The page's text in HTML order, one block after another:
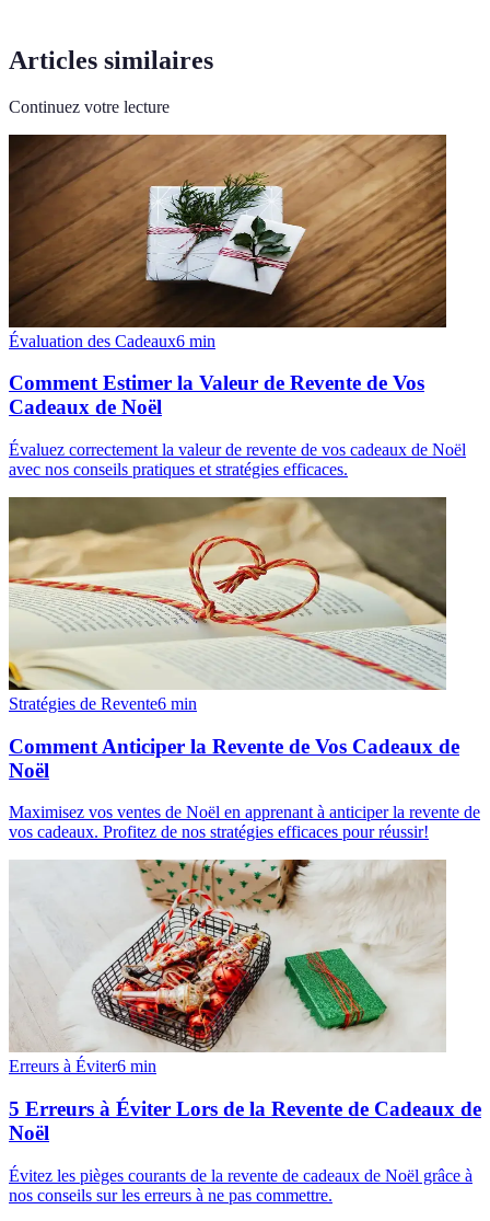
Articles similaires
Continuez votre lecture
Évaluation des Cadeaux6 min
Comment Estimer la Valeur de Revente de Vos
Cadeaux de Noël
Évaluez correctement la valeur de revente de vos cadeaux de Noël
avec nos conseils pratiques et stratégies efficaces.
Stratégies de Revente6 min
Comment Anticiper la Revente de Vos Cadeaux de
Noël
Maximisez vos ventes de Noël en apprenant à anticiper la revente de
vos cadeaux. Profitez de nos stratégies efficaces pour réussir!
Erreurs à Éviter6 min
5 Erreurs à Éviter Lors de la Revente de Cadeaux de
Noël
Évitez les pièges courants de la revente de cadeaux de Noël grâce à
nos conseils sur les erreurs à ne pas commettre.